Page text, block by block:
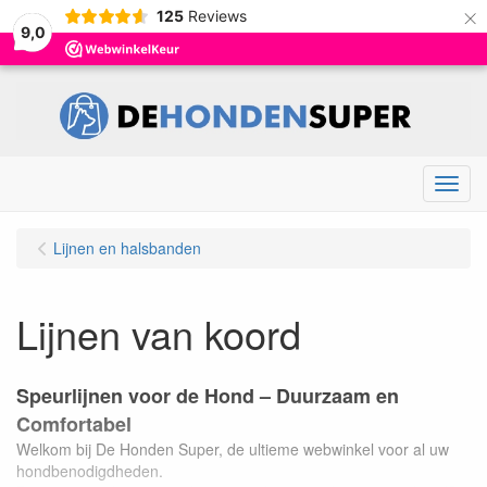
9,0
125 Reviews ×
Menu
Lijnen en halsbanden
Lijnen van koord
Speurlijnen voor de Hond – Duurzaam en
Comfortabel
Welkom bij De Honden Super, de ultieme webwinkel voor al uw
hondbenodigdheden.